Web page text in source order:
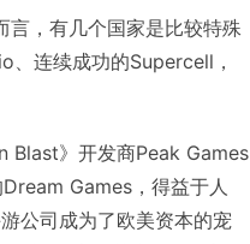
，有几个国家是比较特殊
、连续成功的Supercell，
Blast》开发商Peak Games
Games，得益于人
公司成为了欧美资本的宠